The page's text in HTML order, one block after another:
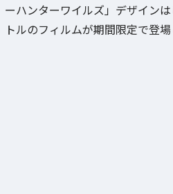
ーハンターワイルズ」デザイン
トルのフィルムが期間限定で登場